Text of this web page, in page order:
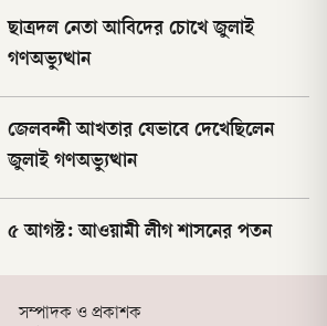
ছাত্রদল নেতা আবিদের চোখে জুলাই
গণঅভ্যুত্থান
জেলবন্দী আখতার যেভাবে দেখেছিলেন
জুলাই গণঅভ্যুত্থান
৫ আগস্ট: আওয়ামী লীগ শাসনের পতন
সম্পাদক ও প্রকাশক